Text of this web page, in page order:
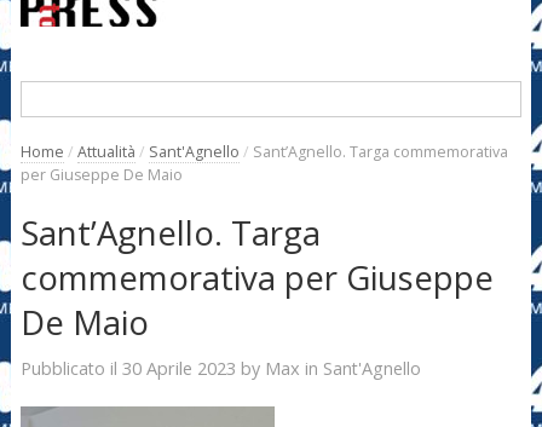
Home / Attualità / Sant'Agnello / Sant’Agnello. Targa commemorativa
per Giuseppe De Maio
Sant’Agnello. Targa
commemorativa per Giuseppe
De Maio
Pubblicato il 30 Aprile 2023 by Max in Sant'Agnello